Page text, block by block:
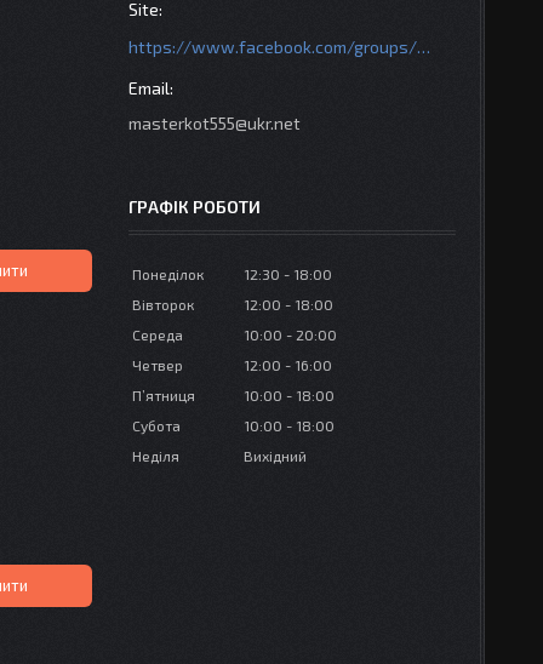
https://www.facebook.com/groups/httpsmotoshara.net
masterkot555@ukr.net
ГРАФІК РОБОТИ
Понеділок 12:30
18:00
Вівторок
12:00
18:00
Середа
10:00
20:00
Четвер
12:00
16:00
Пʼятниця
10:00
18:00
Субота
10:00
18:00
Неділя
Вихідний